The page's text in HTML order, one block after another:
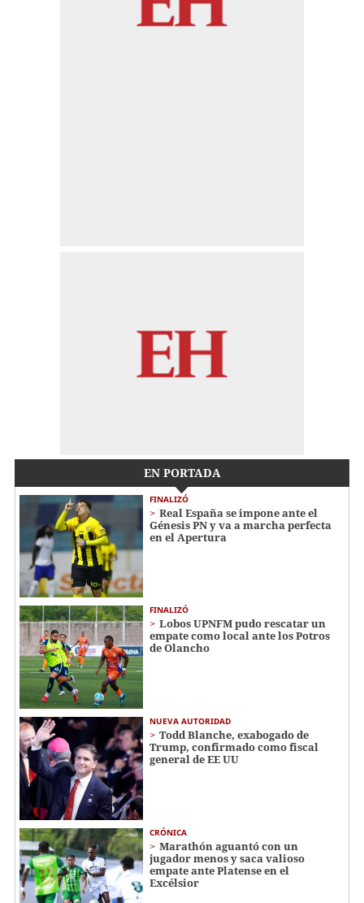
EN PORTADA
FINALIZÓ
Real España se impone ante el
Génesis PN y va a marcha perfecta
en el Apertura
FINALIZÓ
Lobos UPNFM pudo rescatar un
empate como local ante los Potros
de Olancho
NUEVA AUTORIDAD
Todd Blanche, exabogado de
Trump, confirmado como fiscal
general de EE UU
CRÓNICA
Marathón aguantó con un
jugador menos y saca valioso
empate ante Platense en el
Excélsior